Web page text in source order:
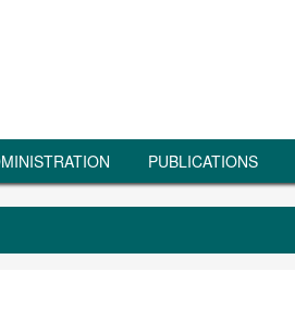
PUBLICATIONS